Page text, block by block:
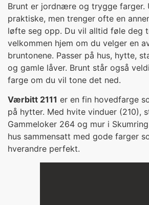
Brunt er jordnære og trygge farger.
praktiske, men trenger ofte en
løfte seg opp. Du vil alltid føle deg
velkommen hjem om du velger en
bruntonene. Passer på hus, hytte,
og gamle låver. Brunt står også
farge om du vil tone det ned.
Værbitt 2111 er en fin hovedfarge
på hytter. Med hvite vinduer (210),
Gammeloker 264 og mur i
hus sammensatt med gode farger
hverandre perfekt.